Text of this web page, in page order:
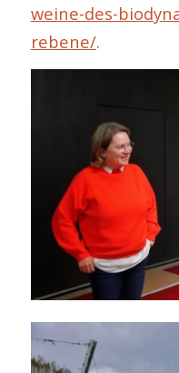
weine-des-
rebene/.